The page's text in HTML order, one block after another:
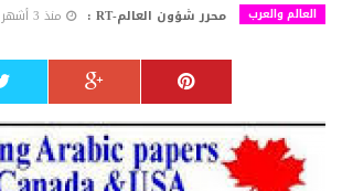
العالم والعرب محرر شؤون العالم-RT : منذ 3 أشهر